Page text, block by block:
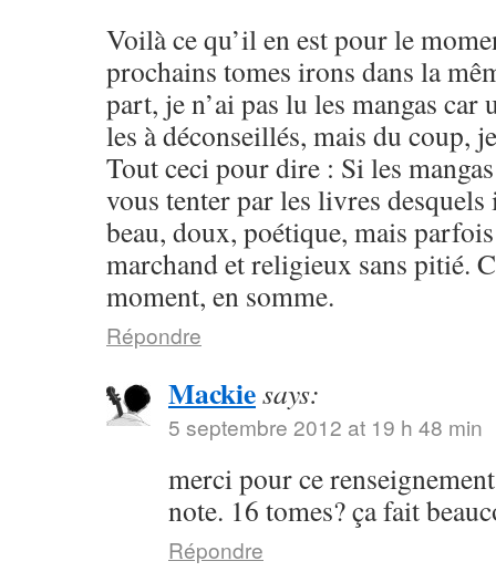
Voilà ce qu’il en est pour le
prochains tomes irons dans la
part, je n’ai pas lu les mangas car
les à déconseillés, mais du coup,
Tout ceci pour dire : Si les
vous tenter par les livres
beau, doux, poétique, mais
marchand et religieux sans pitié.
moment, en somme.
Répondre
Mackiesays:
5 septembre 2012 at 19 h 48 min
merci pour ce
note. 16 tomes? ça fait
Répondre